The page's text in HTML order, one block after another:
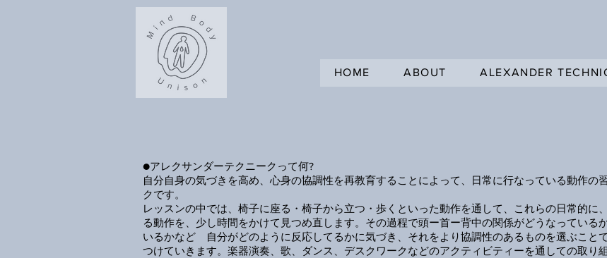
HOME ABOUT ALEXANDER
●アレクサンダーテクニークって何?
自分自身の気づきを高め、心身の協調性を再教育することによって、日常に行なっている動作の
クです。
レッスンの中では、椅子に座る・椅子から立つ・歩くといった動作を通して、これらの日常的に
る動作を、少し時間をかけて見つめ直します。その過程で頭ー首ー背中の関係がどうなっている
いるかなど 自分がどのように反応してるかに気づき、それをより協調性のあるものを選ぶこと
つけていきます。楽器演奏、歌、ダンス、デスクワークなどのアクティビティーを通しての取り